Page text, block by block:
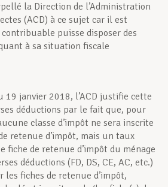
la Direction de l’Administration
(ACD) à ce sujet car il est
puisse disposer des
à sa situation fiscale
19 janvier 2018, l’ACD justifie cette
déductions par le fait que, pour
classe d’impôt ne sera inscrite
retenue d’impôt, mais un taux
fiche de retenue d’impôt du ménage
déductions (FD, DS, CE, AC, etc.)
fiches de retenue d’impôt,